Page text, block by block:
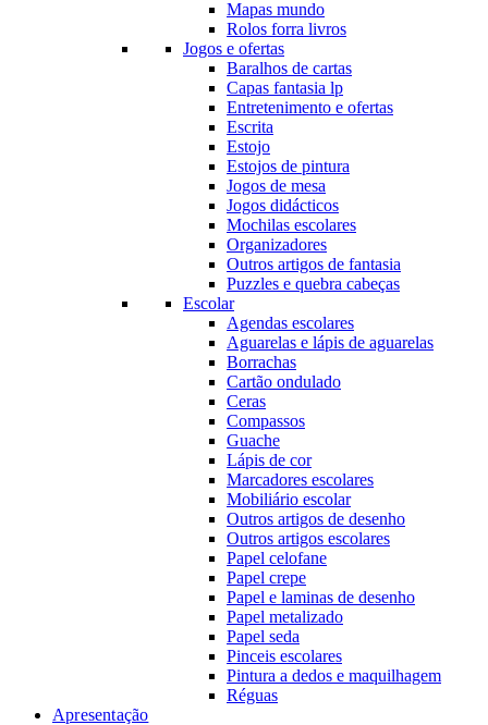
Mapas mundo
Rolos forra livros
Jogos e ofertas
Baralhos de cartas
Capas fantasia lp
Entretenimento e ofertas
Escrita
Estojo
Estojos de pintura
Jogos de mesa
Jogos didácticos
Mochilas escolares
Organizadores
Outros artigos de fantasia
Puzzles e quebra cabeças
Escolar
Agendas escolares
Aguarelas e lápis de aguarelas
Borrachas
Cartão ondulado
Ceras
Compassos
Guache
Lápis de cor
Marcadores escolares
Mobiliário escolar
Outros artigos de desenho
Outros artigos escolares
Papel celofane
Papel crepe
Papel e laminas de desenho
Papel metalizado
Papel seda
Pinceis escolares
Pintura a dedos e maquilhagem
Réguas
Apresentação